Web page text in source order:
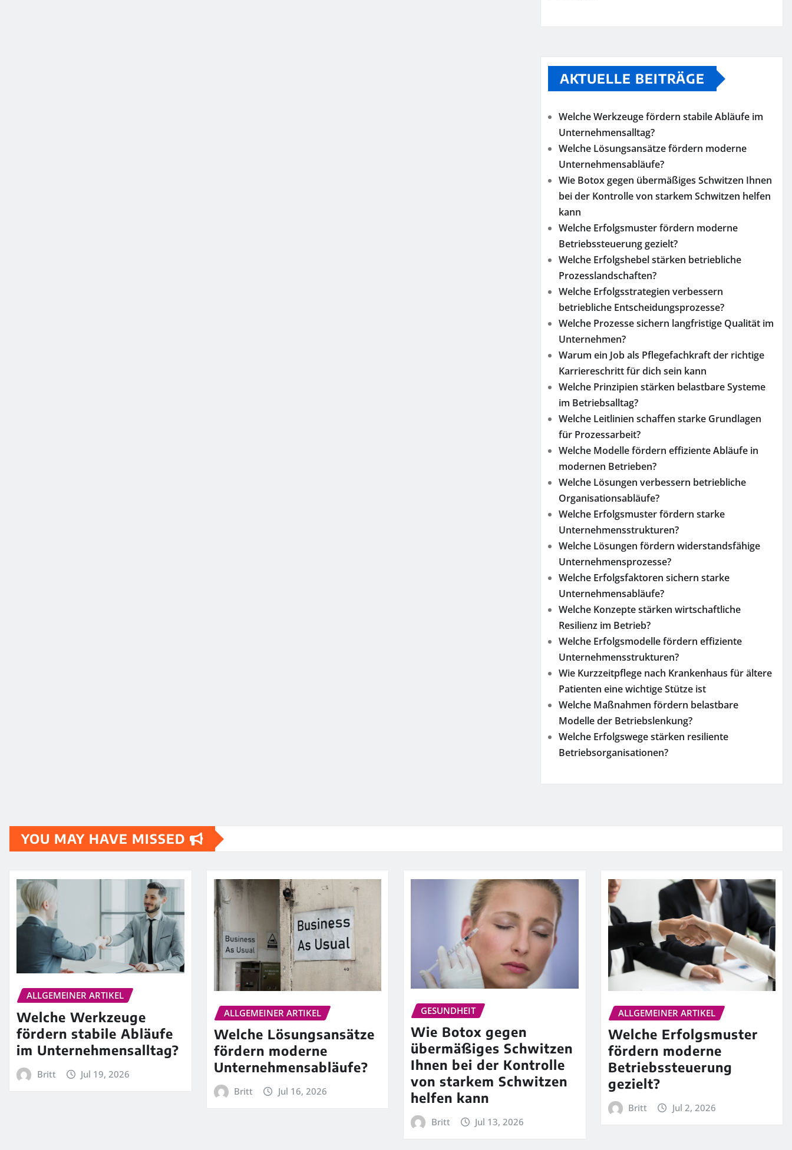
AKTUELLE BEITRÄGE
Welche Werkzeuge fördern stabile Abläufe im
Unternehmensalltag?
Welche Lösungsansätze fördern moderne
Unternehmensabläufe?
Wie Botox gegen übermäßiges Schwitzen Ihnen
bei der Kontrolle von starkem Schwitzen helfen
kann
Welche Erfolgsmuster fördern moderne
Betriebssteuerung gezielt?
Welche Erfolgshebel stärken betriebliche
Prozesslandschaften?
Welche Erfolgsstrategien verbessern
betriebliche Entscheidungsprozesse?
Welche Prozesse sichern langfristige Qualität im
Unternehmen?
Warum ein Job als Pflegefachkraft der richtige
Karriereschritt für dich sein kann
Welche Prinzipien stärken belastbare Systeme
im Betriebsalltag?
Welche Leitlinien schaffen starke Grundlagen
für Prozessarbeit?
Welche Modelle fördern effiziente Abläufe in
modernen Betrieben?
Welche Lösungen verbessern betriebliche
Organisationsabläufe?
Welche Erfolgsmuster fördern starke
Unternehmensstrukturen?
Welche Lösungen fördern widerstandsfähige
Unternehmensprozesse?
Welche Erfolgsfaktoren sichern starke
Unternehmensabläufe?
Welche Konzepte stärken wirtschaftliche
Resilienz im Betrieb?
Welche Erfolgsmodelle fördern effiziente
Unternehmensstrukturen?
Wie Kurzzeitpflege nach Krankenhaus für ältere
Patienten eine wichtige Stütze ist
Welche Maßnahmen fördern belastbare
Modelle der Betriebslenkung?
Welche Erfolgswege stärken resiliente
Betriebsorganisationen?
YOU MAY HAVE MISSED
ALLGEMEINER ARTIKEL
Welche Werkzeuge
fördern stabile Abläufe
im Unternehmensalltag?
Britt Jul 19, 2026
ALLGEMEINER ARTIKEL
Welche Lösungsansätze
fördern moderne
Unternehmensabläufe?
Britt Jul 16, 2026
GESUNDHEIT
Wie Botox gegen
übermäßiges Schwitzen
Ihnen bei der Kontrolle
von starkem Schwitzen
helfen kann
Britt Jul 13, 2026
ALLGEMEINER ARTIKEL
Welche Erfolgsmuster
fördern moderne
Betriebssteuerung
gezielt?
Britt Jul 2, 2026